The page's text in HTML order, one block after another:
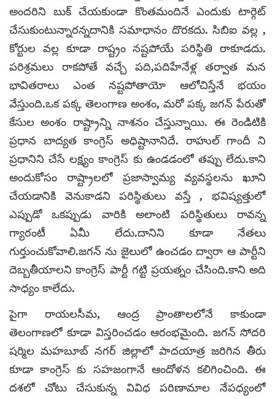
అందరిని బుక్ చేయకుండా కొంతమందినే ఎందుకు టార్గెట్
చేసుకుంటున్నారన్నదానికి సమాధానం దొరకదు. సిబిఐ వల్ల ,
కోర్టుల వల్ల కూడా రాష్ట్రం నష్టపోయే పరిస్థితి రాకూడదు.
పరిశ్రమలు రాకపోతే వచ్చే పది,పదిహేనేళ్ల తర్వాత మన
భావితరాలు ఎంత నష్టపోతాయో ఆలోచిస్తేనే భయం
వేస్తుంది.ఒక పక్క తెలంగాణ అంశం, మరో పక్క జగన్ పేరుతో
కేసుల అంశం రాష్ట్రాన్ని నాశనం చేస్తున్నాయి. ఈ రెండిటికి
ప్రధాన బాద్యత కాంగ్రెస్ అధిష్టానానిదే. రాహుల్ గాందీ ని
ప్రధానిని చేసే లక్ష్యం కాంగ్రెస్ కు ఉండడంలో తప్పు లేదు.కాని
అందుకోసం రాష్ట్రాలలో ప్రజాస్వామ్య వ్యవస్థలను ఖూని
చేయడానికి వెనుకాడని పరిస్థితులు వస్తే , భవిష్యత్తులో
ఎప్పుడో ఒకప్పుడు వారికి అలాంటి పరిస్థితులు రావన్న
గ్యారంటీ ఏమీ లేదు.దానిని కూడా నేతలు
గుర్తుంచుకోవాలి.జగన్ ను జైలులో ఉంచడం ద్వారా ఆ పార్టీని
దెబ్బతీయాలని కాంగ్రెస్ పార్టీ గట్టి ప్రయత్నం చేసింది.కాని అది
సాధ్యం కాలేదు.
పైగా రాయలసీమ, ఆంద్ర ప్రాంతాలలోనే కాకుండా
తెలంగాణలో కూడా విస్తరించడం ఆరంభమైంది. జగన్ సోదరి
షర్మిల మహబూబ్ నగర్ జిల్లాలో పాదయాత్ర జరిగిన తీరు
కూడా కాంగ్రెస్ కు సహజంగానే ఆందోళన కలిగించింది. ఈ
దశలో చోటు చేసుకున్న వివిధ పరిణామాల నేపధ్యంలో